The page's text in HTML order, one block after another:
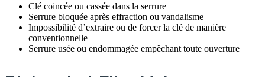
Clé coincée ou cassée dans la serrure
Serrure bloquée après effraction ou vandalisme
Impossibilité d’extraire ou de forcer la clé de manière
conventionnelle
Serrure usée ou endommagée empêchant toute ouverture